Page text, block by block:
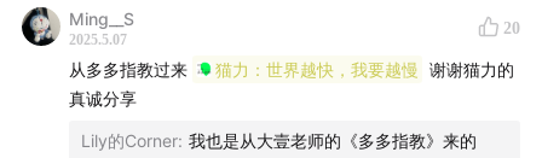
❏從網紅、旅行博主，到現在的家庭攝影。
我的前任，與我的現任。
那些失敗與脆弱的時刻。
Ming__S
2025.5.07
20
从多多指教过来 猫力：世界越快，我要越慢
真诚分享
Lily的Corner: 我也是从大壹老师的《多多指教》来的